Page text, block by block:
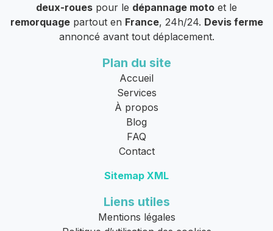
deux-roues pour le dépannage moto et le
remorquagepartout en France, 24h/24. Devis ferme
annoncé avant tout déplacement.
Plan du site
Accueil
Services
À propos
Blog
FAQ
Contact
Sitemap XML
Liens utiles
Mentions légales